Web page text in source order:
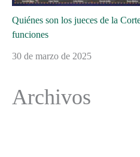
Quiénes son los jueces de la
funciones
30 de marzo de 2025
Archivos